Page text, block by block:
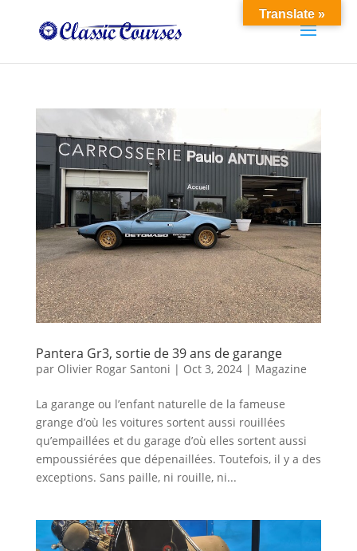
Pantera Gr3, sortie de 39 ans de garange
par Olivier Rogar Santoni | Oct 3, 2024| Magazine
La garange ou l’enfant naturelle de la fameuse
grange d’où les voitures sortent aussi rouillées
qu’empaillées et du garage d’où elles sortent aussi
empoussiérées que dépenaillées. Toutefois, il y a des
exceptions. Sans paille, ni rouille, ni...
Translate »